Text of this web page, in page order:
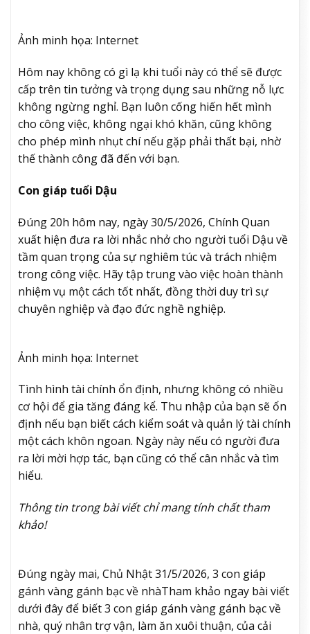
Ảnh minh họa: Internet
Hôm nay không có gì lạ khi tuổi này có thể sẽ được
cấp trên tin tưởng và trọng dụng sau những nỗ lực
không ngừng nghỉ. Bạn luôn cống hiến hết mình
cho công việc, không ngại khó khăn, cũng không
cho phép mình nhụt chí nếu gặp phải thất bại, nhờ
thế thành công đã đến với bạn.
Con giáp tuổi Dậu
Đúng 20h hôm nay, ngày 30/5/2026, Chính Quan
xuất hiện đưa ra lời nhắc nhở cho người tuổi Dậu về
tầm quan trọng của sự nghiêm túc và trách nhiệm
trong công việc. Hãy tập trung vào việc hoàn thành
nhiệm vụ một cách tốt nhất, đồng thời duy trì sự
chuyên nghiệp và đạo đức nghề nghiệp.
Ảnh minh họa: Internet
Tình hình tài chính ổn định, nhưng không có nhiều
cơ hội để gia tăng đáng kể. Thu nhập của bạn sẽ ổn
định nếu bạn biết cách kiểm soát và quản lý tài chính
một cách khôn ngoan. Ngày này nếu có người đưa
ra lời mời hợp tác, bạn cũng có thể cân nhắc và tìm
hiểu.
Thông tin trong bài viết chỉ mang tính chất tham
khảo!
Đúng ngày mai, Chủ Nhật 31/5/2026, 3 con giáp
gánh vàng gánh bạc về nhàTham khảo ngay bài viết
dưới đây để biết 3 con giáp gánh vàng gánh bạc về
nhà, quý nhân trợ vận, làm ăn xuôi thuận, của cải